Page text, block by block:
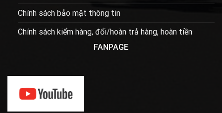
Chính sách bảo mật thông tin
Chính sách kiểm hàng, đổi/hoàn trả hàng, hoàn tiền
FANPAGE